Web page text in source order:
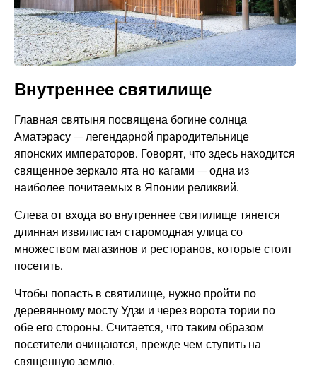
Внутреннее святилище
Главная святыня посвящена богине солнца
Аматэрасу — легендарной прародительнице
японских императоров. Говорят, что здесь находится
священное зеркало ята-но-кагами — одна из
наиболее почитаемых в Японии реликвий.
Слева от входа во внутреннее святилище тянется
длинная извилистая старомодная улица со
множеством магазинов и ресторанов, которые стоит
посетить.
Чтобы попасть в святилище, нужно пройти по
деревянному мосту Удзи и через ворота тории по
обе его стороны. Считается, что таким образом
посетители очищаются, прежде чем ступить на
священную землю.